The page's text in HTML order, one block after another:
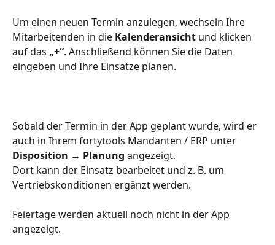
Um einen neuen Termin anzulegen, wechseln Ihre
Mitarbeitenden in die Kalenderansicht und klicken
auf das „+“. Anschließend können Sie die Daten
eingeben und Ihre Einsätze planen.
Sobald der Termin in der App geplant wurde, wird er
auch in Ihrem fortytools Mandanten / ERP unter
Disposition → Planung angezeigt.
Dort kann der Einsatz bearbeitet und z. B. um
Vertriebskonditionen ergänzt werden.
Feiertage werden aktuell noch nicht in der App
angezeigt.